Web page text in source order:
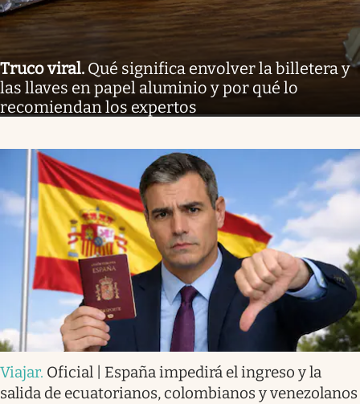
Truco viral. Qué significa envolver la billetera y
las llaves en papel aluminio y por qué lo
recomiendan los expertos
Viajar. Oficial | España impedirá el ingreso y la
salida de ecuatorianos, colombianos y venezolanos